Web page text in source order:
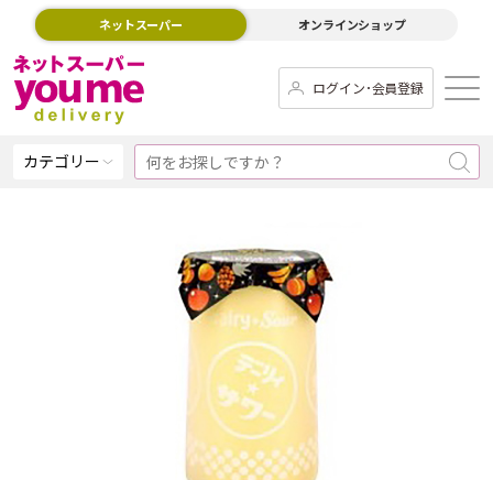
ネットスーパー オンラインショップ
ログイン･会員登録
カテゴリー